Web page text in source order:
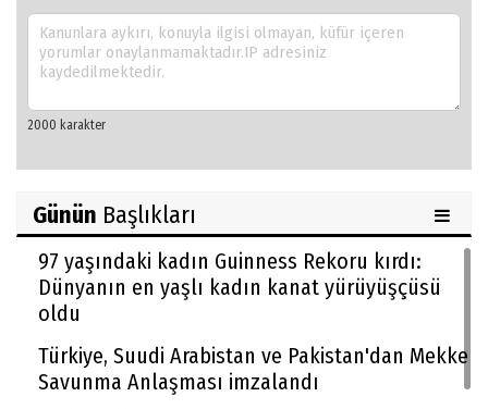
Günün Başlıkları
97 yaşındaki kadın Guinness Rekoru kırdı:
Dünyanın en yaşlı kadın kanat yürüyüşçüsü
oldu
Türkiye, Suudi Arabistan ve Pakistan'dan Mekke
Savunma Anlaşması imzalandı